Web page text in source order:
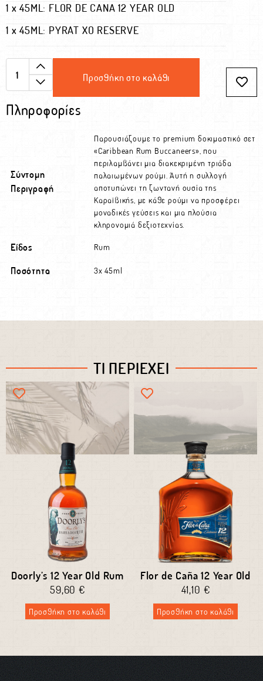
1 x45ML: FLOR DE CANA 12 YEAR OLD
1 x45ML: PYRAT XO RESERVE
Προσθήκη στο καλάθι
Πληροφορίες
Σύντομη
Περιγραφή
Παρουσιάζουμε το premium δοκιμαστικό σετ
«Caribbean Rum Buccaneers», που
περιλαμβάνει μια διακεκριμένη τριάδα
παλαιωμένων ρούμι. Αυτή η συλλογή
αποτυπώνει τη ζωντανή ουσία της
Καραϊβικής, με κάθε ρούμι να προσφέρει
μοναδικές γεύσεις και μια πλούσια
κληρονομιά δεξιοτεχνίας.
Είδος Rum
Ποσότητα 3x 45ml
ΤΙ ΠΕΡΙΕΧΕΙ
Doorly’s 12 Year Old Rum
59,60 €
Προσθήκη στο καλάθι
Flor de Caña 12 Year Old
41,10 €
Προσθήκη στο καλάθι